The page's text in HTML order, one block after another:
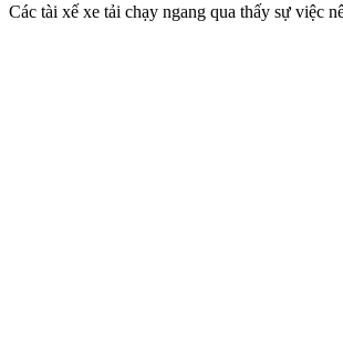
Các tài xế xe tải chạy ngang qua thấy sự việc